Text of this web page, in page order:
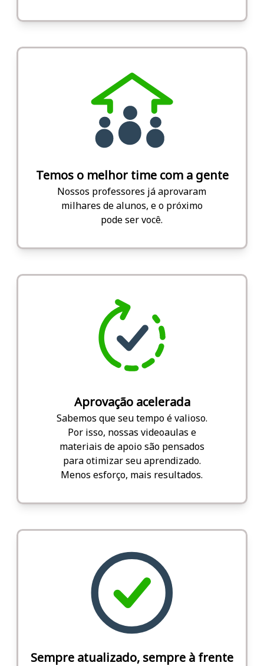
Temos o melhor time com a gente
Nossos professores já aprovaram
milhares de alunos, e o próximo
pode ser você.
Aprovação acelerada
Sabemos que seu tempo é valioso.
Por isso, nossas videoaulas e
materiais de apoio são pensados
para otimizar seu aprendizado.
Menos esforço, mais resultados.
Sempre atualizado, sempre à frente